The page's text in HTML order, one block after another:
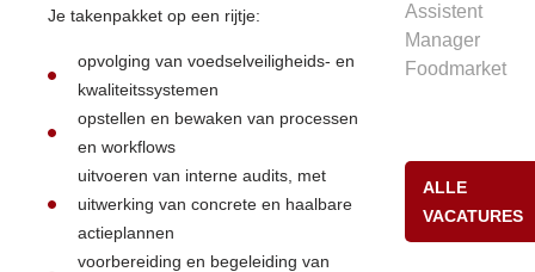
Je takenpakket op een rijtje:
opvolging van voedselveiligheids- en
kwaliteitssystemen
opstellen en bewaken van processen
en workflows
uitvoeren van interne audits, met
uitwerking van concrete en haalbare
actieplannen
voorbereiding en begeleiding van
Assistent
Manager
Foodmarket
ALLE
VACATURES